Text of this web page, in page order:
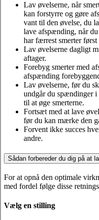
Lav øvelserne, når
kan forstyrre og gøre
vant til den øvelse, du
lave afspænding, når
har færrest smerter først
Lav øvelserne dagligt
aftager.
Forebyg smerter med
afspænding
Lav øvelserne, før du
undgår du spændinger i
til at øge smerterne.
Fortsæt med at lave
før du kan mærke den
Forvent ikke succes
andre.
Sådan forbereder du dig på at
For at opnå den optimale
med fordel følge disse
Vælg en stilling